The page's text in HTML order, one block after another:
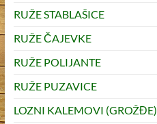
RUŽE STABLAŠICE
RUŽE ČAJEVKE
RUŽE POLIJANTE
RUŽE PUZAVICE
LOZNI KALEMOVI (GROŽĐE)